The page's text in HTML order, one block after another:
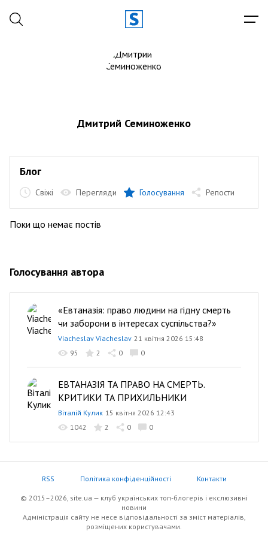
Дмитрий Семиноженко
Блог
Свіжі Перегляди Голосування Репости
Поки що немає постів
Голосування автора
«Евтаназія: право людини на гідну смерть
чи заборони в інтересах суспільства?»
Viacheslav Viacheslav 21 квітня 2026 15:48
95
2 0 0
ЕВТАНАЗІЯ ТА ПРАВО НА СМЕРТЬ.
КРИТИКИ ТА ПРИХИЛЬНИКИ
Віталій Кулик 15 квітня 2026 12:43
1042
2 0 0
RSS Політика конфіденційності Контакти
© 2015–2026, site.ua — клуб українських топ-блогерів i екслюзивнi
новини
Адміністрація сайту не несе відповідальності за зміст матеріалів,
розміщених користувачами.